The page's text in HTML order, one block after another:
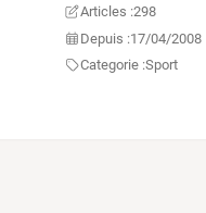
Articles :298
Depuis :17/04/2008
Categorie :Sport